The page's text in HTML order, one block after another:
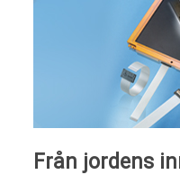
Från jordens